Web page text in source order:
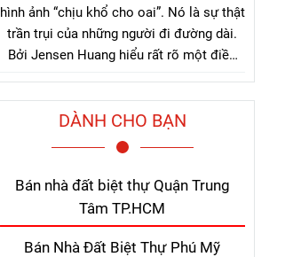
hình ảnh “chịu khổ cho oai”. Nó là sự thật
trần trụi của những người đi đường dài.
Bởi Jensen Huang hiểu rất rõ một điều
giá quá nhiều: thứ khiến con người bỏ
cuộc không phải là khó khăn lớn, mà là
nỗi đau kéo dài không thấy điểm kết.
DÀNH CHO BẠN
Bán nhà đất biệt thự Quận Trung
Tâm TP.HCM
Bán Nhà Đất Biệt Thự Phú Mỹ